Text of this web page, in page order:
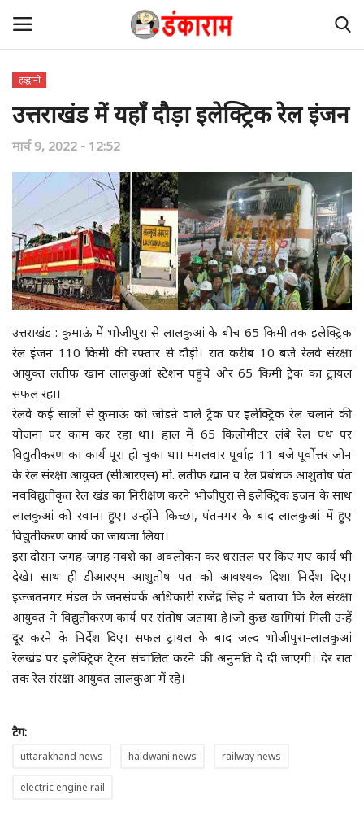
डंकाराम का घर
केंद्र
पंजाब
हरियाणा
देश-दुनिया
अन्य राज्य
मौसम के हाल
धर्म-आस्था-ज्योतिष
ब्रेकिंग न्यूज
क्राइम न्यूज
ब्लॉग
उत्तर प्रदेश
हमारे बारे में
डंकाराम की चौपाल
हल्द्वानी
उत्तराखंड में यहाँ दौड़ा इलेक्ट्रिक रेल इंजन
मार्च 9, 2022 - 12:52
उत्तराखंड : कुमाऊं में भोजीपुरा से लालकुआं के बीच 65 किमी तक इलेक्ट्रिक
रेल इंजन 110 किमी की रफ्तार से दौड़ी। रात करीब 10 बजे रेलवे संरक्षा
आयुक्त लतीफ खान लालकुआं स्टेशन पहुंचे और 65 किमी ट्रैक का ट्रायल
सफल रहा।
रेलवे कई सालों से कुमाऊं को जोडऩे वाले ट्रैक पर इलेक्ट्रिक रेल चलाने की
योजना पर काम कर रहा था। हाल में 65 किलोमीटर लंबे रेल पथ पर
विद्युतीकरण का कार्य पूरा हो चुका था। मंगलवार पूर्वाह्न 11 बजे पूर्वोत्तर जोन
के रेल संरक्षा आयुक्त (सीआरएस) मो. लतीफ खान व रेल प्रबंधक आशुतोष पंत
नवविद्युतीकृत रेल खंड का निरीक्षण करने भोजीपुरा से इलेक्ट्रिक इंजन के साथ
लालकुआं को रवाना हुए। उन्होंने किच्छा, पंतनगर के बाद लालकुआं में हुए
विद्युतीकरण कार्य का जायजा लिया।
इस दौरान जगह-जगह नक्शे का अवलोकन कर धरातल पर किए गए कार्य भी
देखे। साथ ही डीआरएम आशुतोष पंत को आवश्यक दिशा निर्देश दिए।
इज्जतनगर मंडल के जनसंपर्क अधिकारी राजेंद्र सिंह ने बताया कि रेल संरक्षा
आयुक्त ने विद्युतीकरण कार्य पर संतोष जताया है।जो कुछ खामियां मिली उन्हें
दूर करने के निर्देश दिए। सफल ट्रायल के बाद जल्द भोजीपुरा-लालकुआं
रेलखंड पर इलेक्ट्रिक टे्रन संचालित करने की अनुमति दे दी जाएगी। देर रात
तक रेल संरक्षा आयुक्त लालकुआं में रहे।
टैग:
uttarakhand news haldwani news railway news
electric engine rail